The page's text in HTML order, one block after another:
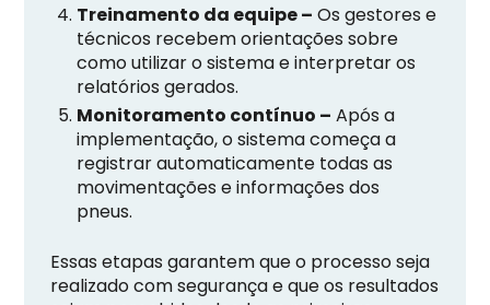
Treinamento da equipe – Os gestores e
técnicos recebem orientações sobre
como utilizar o sistema e interpretar os
relatórios gerados.
Monitoramento contínuo – Após a
implementação, o sistema começa a
registrar automaticamente todas as
movimentações e informações dos
pneus.
Essas etapas garantem que o processo seja
realizado com segurança e que os resultados